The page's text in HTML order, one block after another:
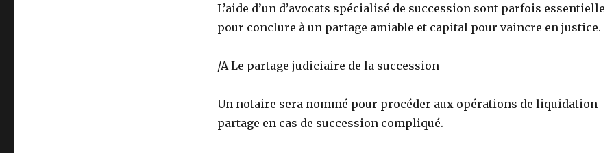
L’aide d’un d’avocats spécialisé de succession sont parfois essentielle
pour conclure à un partage amiable et capital pour vaincre en justice.
/A Le partage judiciaire de la succession
Un notaire sera nommé pour procéder aux opérations de liquidation
partage en cas de succession compliqué.